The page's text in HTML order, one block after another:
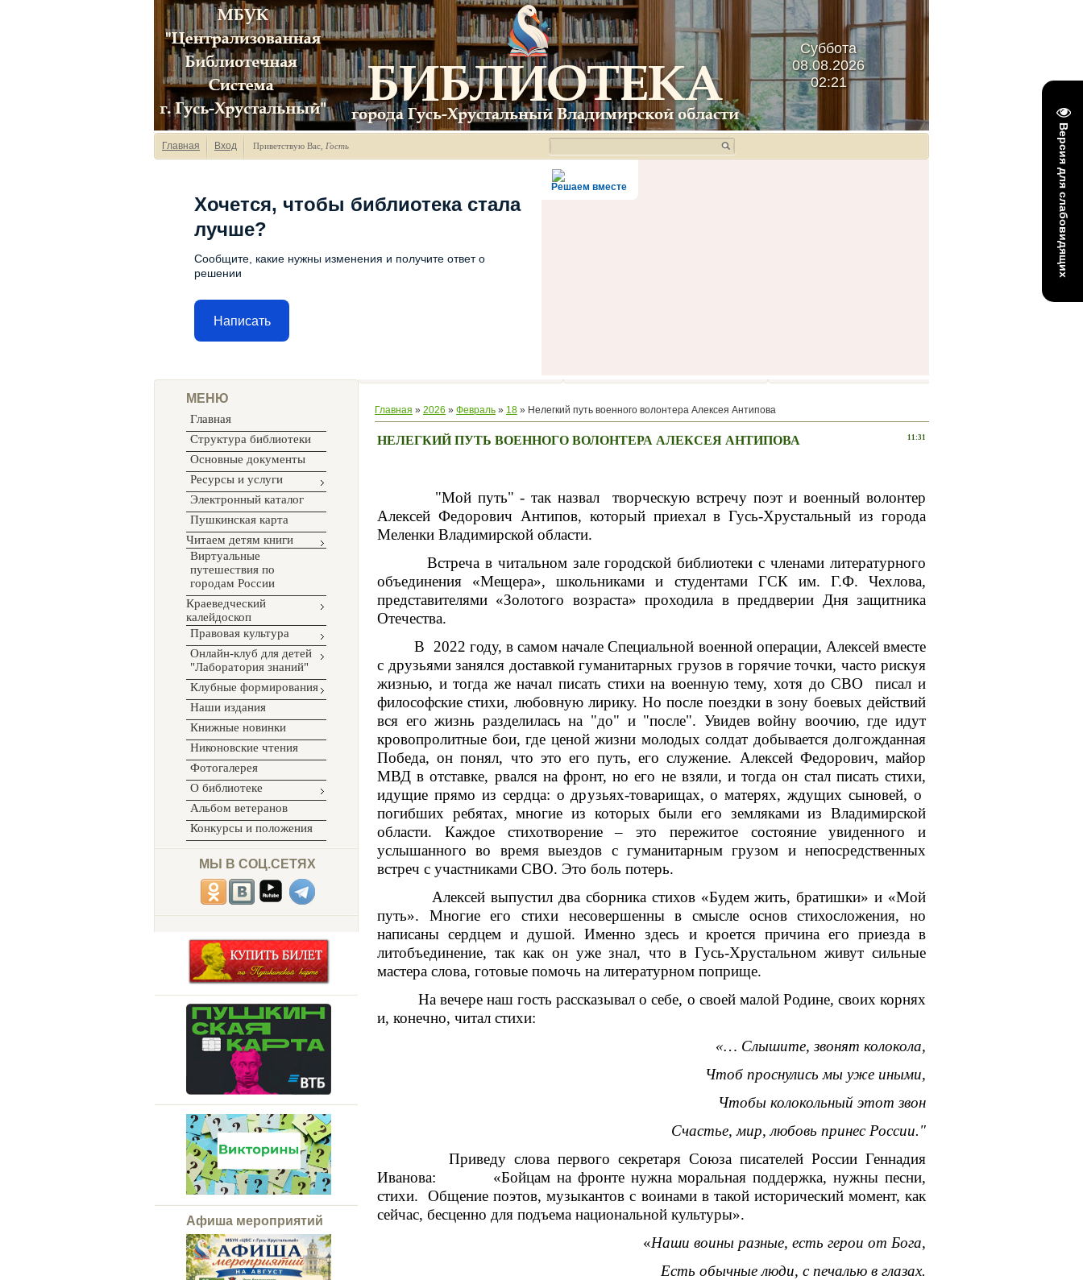
Версия для слабовидящих
Суббота
08.08.2026
02:21
Главная Вход Приветствую Вас Гость
Решаем вместе
Хочется, чтобы библиотека стала
лучше?
Сообщите, какие нужны изменения и получите ответ о
решении
Написать
МЕНЮ
Главная
Структура библиотеки
Основные документы
Ресурсы и услуги
Электронный каталог
Пушкинская карта
Читаем детям книги
Виртуальные
путешествия по
городам России
Краеведческий
калейдоскоп
Правовая культура
Онлайн-клуб для детей
"Лаборатория знаний"
Клубные формирования
Наши издания
Книжные новинки
Никоновские чтения
Фотогалерея
О библиотеке
Альбом ветеранов
Конкурсы и положения
МЫ В СОЦ.СЕТЯХ
Афиша мероприятий
Главная » 2026 » Февраль » 18 » Нелегкий путь военного волонтера Алексея Антипова
11:31
НЕЛЕГКИЙ ПУТЬ ВОЕННОГО ВОЛОНТЕРА АЛЕКСЕЯ АНТИПОВА
"Мой путь" - так назвал творческую встречу поэт и военный волонтер
Алексей Федорович Антипов, который приехал в Гусь-Хрустальный из города
Меленки Владимирской области.
Встреча в читальном зале городской библиотеки с членами литературного
объединения «Мещера», школьниками и студентами ГСК им. Г.Ф. Чехлова,
представителями «Золотого возраста» проходила в преддверии Дня защитника
Отечества.
В 2022 году, в самом начале Специальной военной операции, Алексей вместе
с друзьями занялся доставкой гуманитарных грузов в горячие точки, часто рискуя
жизнью, и тогда же начал писать стихи на военную тему, хотя до СВО писал и
философские стихи, любовную лирику. Но после поездки в зону боевых действий
вся его жизнь разделилась на "до" и "после". Увидев войну воочию, где идут
кровопролитные бои, где ценой жизни молодых солдат добывается долгожданная
Победа, он понял, что это его путь, его служение. Алексей Федорович, майор
МВД в отставке, рвался на фронт, но его не взяли, и тогда он стал писать стихи,
идущие прямо из сердца: о друзьях-товарищах, о матерях, ждущих сыновей, о
погибших ребятах, многие из которых были его земляками из Владимирской
области. Каждое стихотворение – это пережитое состояние увиденного и
услышанного во время выездов с гуманитарным грузом и непосредственных
встреч с участниками СВО. Это боль потерь.
Алексей выпустил два сборника стихов «Будем жить, братишки» и «Мой
путь». Многие его стихи несовершенны в смысле основ стихосложения, но
написаны сердцем и душой. Именно здесь и кроется причина его приезда в
литобъединение, так как он уже знал, что в Гусь-Хрустальном живут сильные
мастера слова, готовые помочь на литературном поприще.
На вечере наш гость рассказывал о себе, о своей малой Родине, своих корнях
и, конечно, читал стихи:
«… Слышите, звонят колокола,
Чтоб проснулись мы уже иными,
Чтобы колокольный этот звон
Счастье, мир, любовь принес России."
Приведу слова первого секретаря Союза писателей России Геннадия
Иванова: «Бойцам на фронте нужна моральная поддержка, нужны песни,
стихи. Общение поэтов, музыкантов с воинами в такой исторический момент, как
сейчас, бесценно для подъема национальной культуры».
«Наши воины разные, есть герои от Бога,
Есть обычные люди, с печалью в глазах.